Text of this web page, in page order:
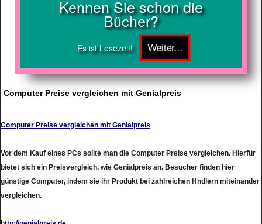
Kennen Sie schon die
Bücher?
Es ist Lesezeit!
Computer Preise vergleichen mit Genialpreis
Computer Preise vergleichen mit Genialpreis
Vor dem Kauf eines PCs sollte man die Computer Preise vergleichen. Hierfür
bietet sich ein Preisvergleich, wie Genialpreis an. Besucher finden hier
günstige Computer, indem sie ihr Produkt bei zahlreichen Hndlern miteinander
vergleichen.